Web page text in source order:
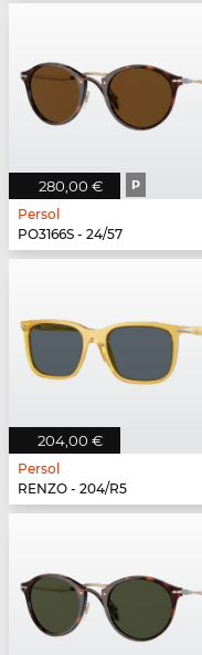
280,00 € P
Persol
PO3166S - 24/57
204,00 €
Persol
RENZO - 204/R5